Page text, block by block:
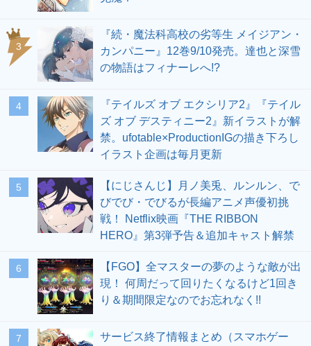
3
『続・魔法科高校の劣等生 メイジアン・
カンパニー』12巻9/10発売。達也と深雪
の物語はフィナーレへ!?
4
『テイルズ オブ エクシリア2』『テイル
ズ オブ デスティニー2』新イラストが解
禁。ufotable×ProductionIGの描き下ろし
イラスト企画は毎月更新
5
【にじさんじ】月ノ美兎、ルンルン、で
びでび・でびるが長編アニメ声優初挑
戦！ Netflix映画『THE RIBBON
HERO』第3弾予告＆追加キャスト解禁
6
【FGO】全マスターの夢のような敵が出
現！ 何周だって回りたくなるけど1回き
り＆期間限定なのでお忘れなく!!
7
サービス終了情報まとめ（スマホゲー